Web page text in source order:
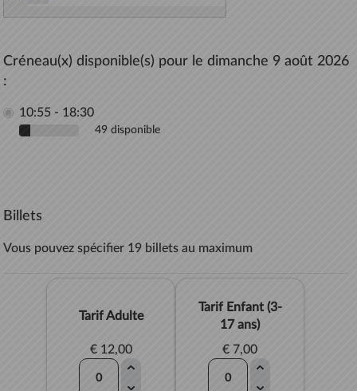
Créneau(x) disponible(s) pour le dimanche 9 août 2026
:
10:55 - 18:30
49 disponible
Billets
Vous pouvez spécifier 19 billets au maximum
Tarif Adulte
€ 12,00
Tarif Enfant (3-
17 ans)
€ 7,00